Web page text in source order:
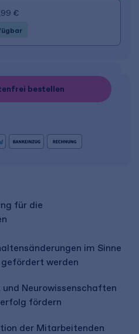
für die
im Sinne
werden
Neurowissenschaften
fördern
der Mitarbeitenden
€
bestellen